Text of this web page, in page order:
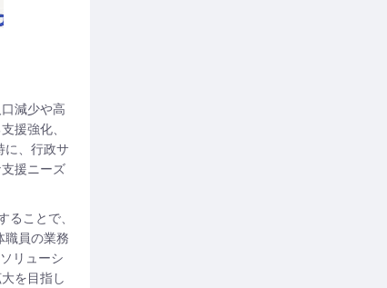
減少や高
援強化、
に、行政サ
援ニーズ
ことで、
職員の業務
リューシ
を目指し